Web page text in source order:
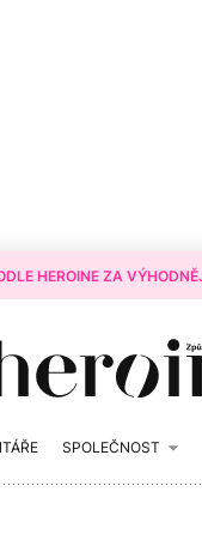
HEROINE ZA
SPOLEČNOST